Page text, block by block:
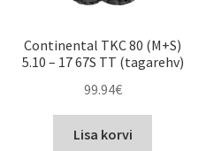
Continental TKC 80 (M+S)
5.10 – 17 67S TT (tagarehv)
99.94€
Lisa korvi